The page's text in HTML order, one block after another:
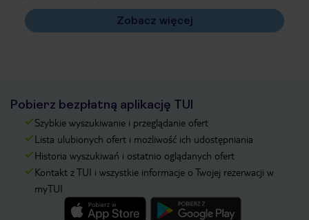
Zobacz więcej
Pobierz bezpłatną aplikację TUI
Szybkie wyszukiwanie i przeglądanie ofert
Lista ulubionych ofert i możliwość ich udostępniania
Historia wyszukiwań i ostatnio oglądanych ofert
Kontakt z TUI i wszystkie informacje o Twojej rezerwacji w
myTUI